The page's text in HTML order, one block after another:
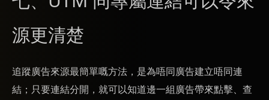
源更清楚
追蹤廣告來源最簡單嘅方法，是為唔同廣告建立唔同連
結；只要連結分開，就可以知道邊一組廣告帶來點擊、查